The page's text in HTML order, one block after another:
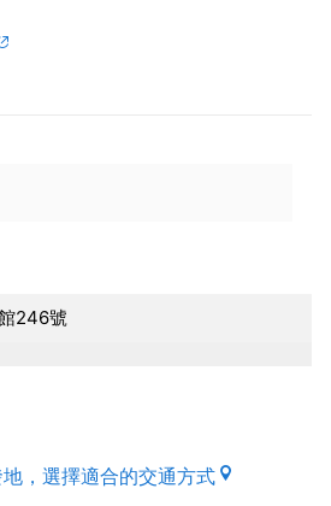
246號
，選擇適合的交通方式